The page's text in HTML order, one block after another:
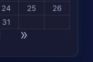
»
24 25
26
31